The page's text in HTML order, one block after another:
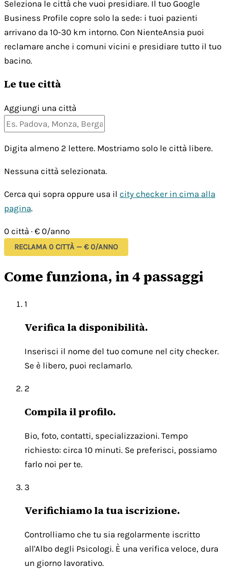
Seleziona le città che vuoi presidiare. Il tuo Google
Business Profile copre solo la sede: i tuoi pazienti
arrivano da 10-30 km intorno. Con NienteAnsia puoi
reclamare anche i comuni vicini e presidiare tutto il tuo
bacino.
Le tue città
Aggiungi una città
Digita almeno 2 lettere. Mostriamo solo le città libere.
Nessuna città selezionata.
Cerca qui sopra oppure usa il city checker in cima alla
pagina.
0 città · € 0/anno
RECLAMA 0 CITTÀ — € 0/ANNO
Come funziona, in 4 passaggi
1
Verifica la disponibilità.
Inserisci il nome del tuo comune nel city checker.
Se è libero, puoi reclamarlo.
2
Compila il profilo.
Bio, foto, contatti, specializzazioni. Tempo
richiesto: circa 10 minuti. Se preferisci, possiamo
farlo noi per te.
3
Verifichiamo la tua iscrizione.
Controlliamo che tu sia regolarmente iscritto
all'Albo degli Psicologi. È una verifica veloce, dura
un giorno lavorativo.